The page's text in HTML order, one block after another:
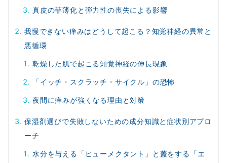
真皮の菲薄化と弾力性の喪失による影響
我慢できない痒みはどうして起こる？知覚神経の異常と
悪循環
乾燥した肌で起こる知覚神経の伸長現象
「イッチ・スクラッチ・サイクル」の恐怖
夜間に痒みが強くなる理由と対策
保湿剤選びで失敗しないための成分知識と症状別アプロ
ーチ
水分を与える「ヒューメクタント」と蓋をする「エ